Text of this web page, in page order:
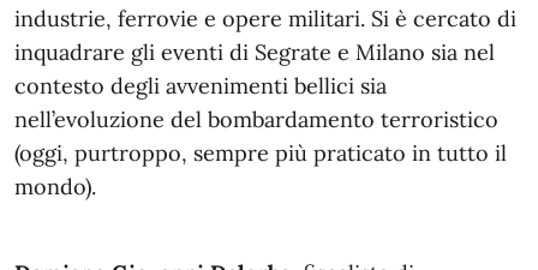
industrie, ferrovie e opere militari. Si è cercato di
inquadrare gli eventi di Segrate e Milano sia nel
contesto degli avvenimenti bellici sia
nell’evoluzione del bombardamento terroristico
(oggi, purtroppo, sempre più praticato in tutto il
mondo).